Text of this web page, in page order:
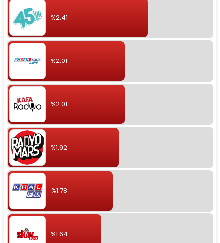
%2.41
%2.01
%2.01
%1.92
%1.78
%1.64